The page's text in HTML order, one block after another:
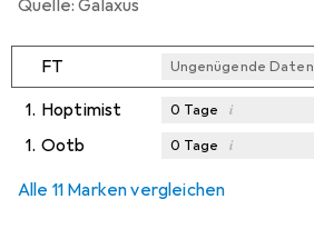
Quelle: Galaxus
FT Ungenügende Daten
1. Hoptimist 0 Tage i
1. Ootb 0 Tage i
Alle 11 Marken vergleichen